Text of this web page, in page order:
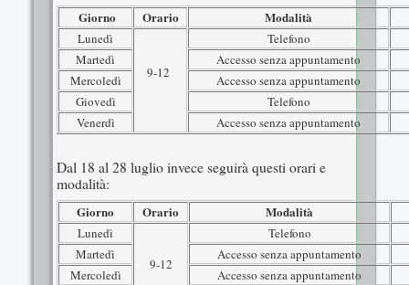
Giorno Orario Modalità
Lunedì
9-12
Telefono
Martedì
Accesso senza appuntamento
Mercoledì
Accesso senza appuntamento
Giovedì
Telefono
Venerdì
Accesso senza appuntamento
Dal 18 al 28 luglio invece seguirà questi orari e
modalità:
Giorno Orario Modalità
Lunedì
9-12
Telefono
Martedì
Accesso senza appuntamento
Mercoledì
Accesso senza appuntamento